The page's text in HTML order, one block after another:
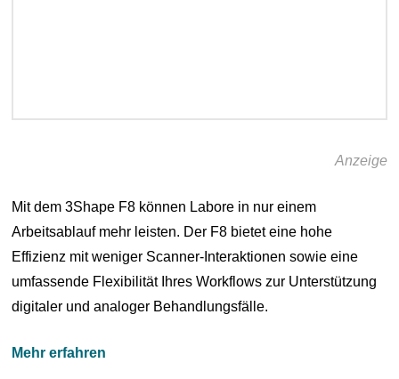
Anzeige
Mit dem 3Shape F8 können Labore in nur einem
Arbeitsablauf mehr leisten. Der F8 bietet eine hohe
Effizienz mit weniger Scanner-Interaktionen sowie eine
umfassende Flexibilität Ihres Workflows zur Unterstützung
digitaler und analoger Behandlungsfälle.
Mehr erfahren